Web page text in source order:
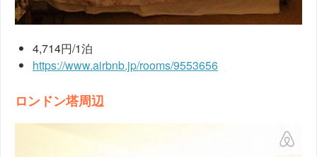
4,714円/1泊
https://www.airbnb.jp/rooms/9553656
ロンドン塔周辺